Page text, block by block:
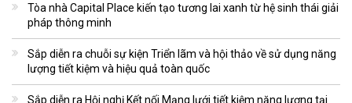
Tòa nhà Capital Place kiến tạo tương lai xanh từ hệ sinh thái giải
pháp thông minh
Sắp diễn ra chuỗi sự kiện Triển lãm và hội thảo về sử dụng năng
lượng tiết kiệm và hiệu quả toàn quốc
Sắp diễn ra Hội nghị Kết nối Mạng lưới tiết kiệm năng lượng tại